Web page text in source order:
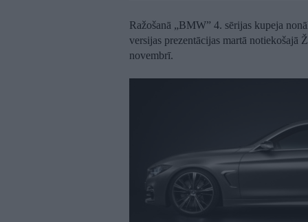
Ražošanā „BMW” 4. sērijas kupeja
versijas prezentācijas martā notiekošajā
novembrī.